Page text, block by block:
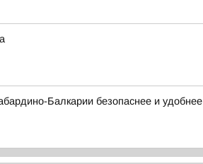
Балкарии безопаснее и удобнее